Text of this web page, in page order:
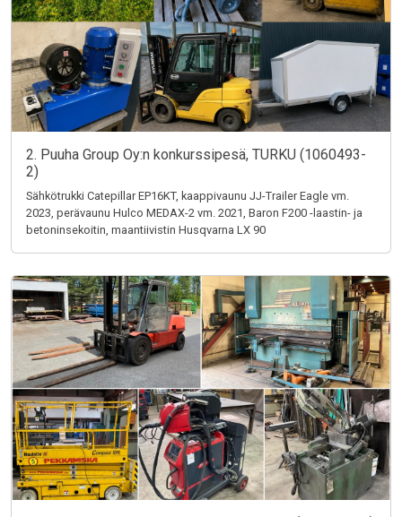
2. Puuha Group Oy:n konkurssipesä, TURKU (1060493-
2)
Sähkötrukki Catepillar EP16KT, kaappivaunu JJ-Trailer Eagle vm.
2023, perävaunu Hulco MEDAX-2 vm. 2021, Baron F200 -laastin- ja
betoninsekoitin, maantiivistin Husqvarna LX 90